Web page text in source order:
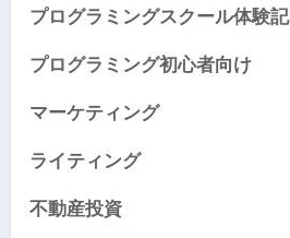
プログラミングスクール体験記
プログラミング初心者向け
マーケティング
ライティング
不動産投資